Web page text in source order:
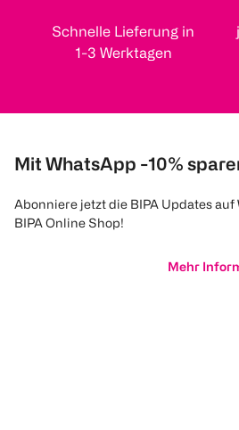
Schnelle Lieferung in
1-3 Werktagen
Mit WhatsApp -10%
Abonniere jetzt die BIPA Updates
BIPA Online Shop!
Mehr